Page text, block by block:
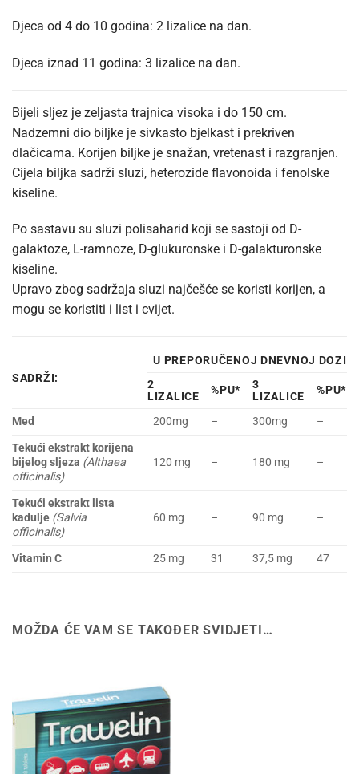
Djeca od 4 do 10 godina: 2 lizalice na dan.
Djeca iznad 11 godina: 3 lizalice na dan.
Bijeli sljez je zeljasta trajnica visoka i do 150 cm.
Nadzemni dio biljke je sivkasto bjelkast i prekriven
dlačicama. Korijen biljke je snažan, vretenast i razgranjen.
Cijela biljka sadrži sluzi, heterozide flavonoida i fenolske
kiseline.
Po sastavu su sluzi polisaharid koji se sastoji od D-
galaktoze, L-ramnoze, D-glukuronske i D-galakturonske
kiseline.
Upravo zbog sadržaja sluzi najčešće se koristi korijen, a
mogu se koristiti i list i cvijet.
SADRŽI:
U PREPORUČENOJ DNEVNOJ DOZI
2
LIZALICE
%PU*
3
LIZALICE
%PU*
Med 200mg – 300mg
–
Tekući ekstrakt korijena
bijelog sljeza (Althaea
officinalis)
120 mg – 180 mg –
Tekući ekstrakt lista
kadulje (Salvia
officinalis)
60 mg – 90 mg –
Vitamin C 25 mg 31 37,5 mg 47
MOŽDA ĆE VAM SE TAKOĐER SVIDJETI…